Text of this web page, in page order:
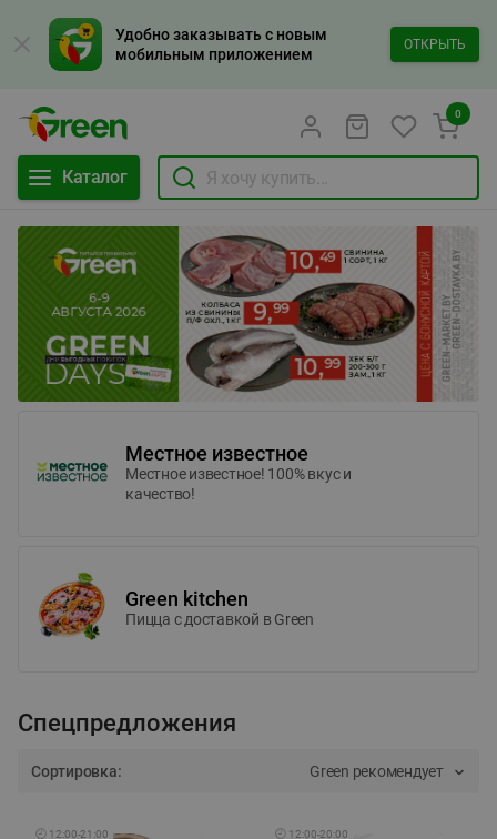
Удобно заказывать с новым
мобильным приложением
ОТКРЫТЬ
Каталог
0
Местное известное
Местное известное! 100% вкус и
качество!
Green kitchen
Пицца c доставкой в Green
Спецпредложения
Сортировка: Green рекомендует
🕘 12:00-21:00 🕘 12:00-20:00